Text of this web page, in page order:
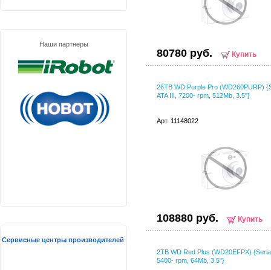
80780 руб. Купить
26TB WD Purple Pro (WD260PURP)
ATA III, 7200- rpm, 512Mb, 3.5"}
Арт. 11148022
108880 руб. Купить
2TB WD Red Plus (WD20EFPX)
5400- rpm, 64Mb, 3.5"}
Наши партнеры
Сервисные центры производителей